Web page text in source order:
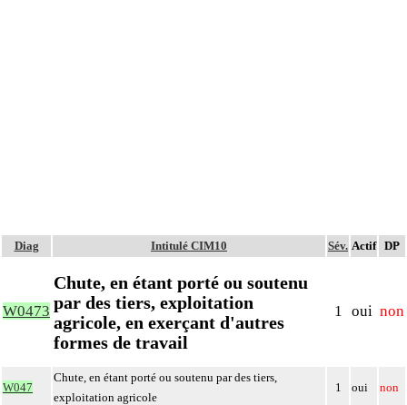
Diag Intitulé CIM10 Sév. Actif DP
W0473
Chute, en étant porté ou soutenu
par des tiers, exploitation
agricole, en exerçant d'autres
formes de travail
1 oui non
W047
Chute, en étant porté ou soutenu par des tiers,
exploitation agricole
1 oui non